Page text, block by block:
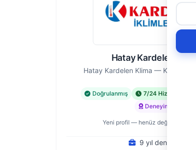
Hatay Kardelen
Hatay Kardelen Klima — Klima
Doğrulanmış 7/24 Hizmet
Deneyimli
Yeni profil — henüz değerlendirme
9 yıl deneyim